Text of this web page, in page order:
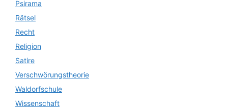
Psirama
Rätsel
Recht
Religion
Satire
Verschwörungstheorie
Waldorfschule
Wissenschaft